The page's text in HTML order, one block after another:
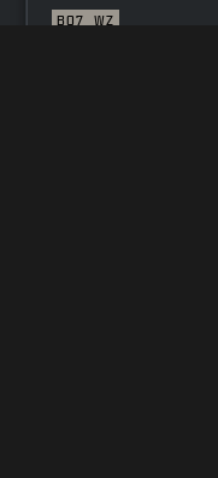
BO7 WZ